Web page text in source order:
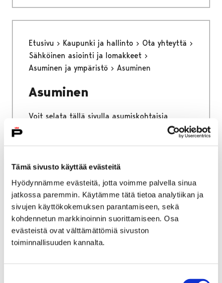
Tämä sivusto käyttää evästeitä
Hyödynnämme evästeitä, jotta voimme palvella sinua
jatkossa paremmin. Käytämme tätä tietoa analytiikan ja
sivujen käyttökokemuksen parantamiseen, sekä
kohdennetun markkinoinnin suorittamiseen. Osa
evästeistä ovat välttämättömiä sivuston
toiminnallisuuden kannalta.
Etusivu Kaupunki ja hallinto
Ota yhteyttä
Sähköinen asiointi ja lomakkeet
Asuminen ja ympäristö
Asuminen
Asuminen
Voit selata tällä sivulla asumiskohtaisia
Etusivu Kaupunki ja hallinto
Ota yhteyttä
Sähköinen asiointi ja lomakkeet
Kasvatus ja koulutus
Varhaiskasvatuspalvelut
Varhaiskasvatuspalvelut